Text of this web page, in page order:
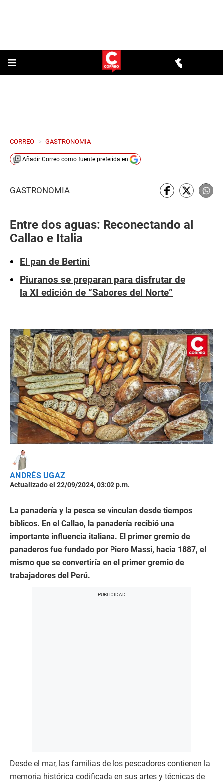
CORREO > GASTRONOMIA
Añadir Correo como fuente preferida en
GASTRONOMÍA
Entre dos aguas: Reconectando al
Callao e Italia
El pan de Bertini
Piuranos se preparan para disfrutar de
la XI edición de “Sabores del Norte”
ANDRÉS UGAZ
Actualizado el 22/09/2024, 03:02 p.m.
La panadería y la pesca se vinculan desde tiempos
bíblicos. En el Callao, la panadería recibió una
importante influencia italiana. El primer gremio de
panaderos fue fundado por Piero Massi, hacia 1887, el
mismo que se convertiría en el primer gremio de
trabajadores del Perú.
Desde el mar, las familias de los pescadores contienen la
memoria histórica codificada en sus artes y técnicas de